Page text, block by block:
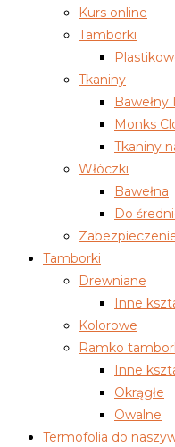
Kurs online
Tamborki
Tkaniny
Bawełny
Monks
Tkaniny
Włóczki
Bawełna
Do
Tamborki
Drewniane
Inne
Kolorowe
Ramko
Inne
Okrągłe
Owalne
Termofolia do